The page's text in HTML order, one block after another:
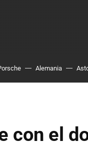
Alemania
con el